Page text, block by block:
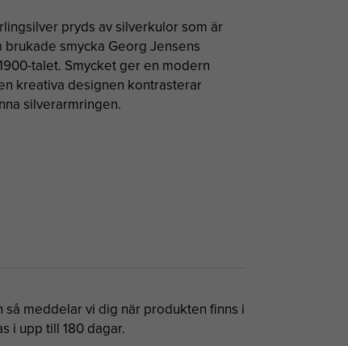
pryds av silverkulor som är
smycka Georg Jensens
talet. Smycket ger en modern
kreativa designen kontrasterar
silverarmringen.
meddelar vi dig när produkten finns i
i upp till 180 dagar.